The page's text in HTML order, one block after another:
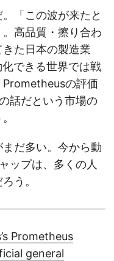
「この波が来たと
高品質・擦り合わ
た日本の製造業
できる世界では戦
Prometheusの評価
話だという市場の
だ多い。今から動
ップは、多くの人
う。
Prometheus
general